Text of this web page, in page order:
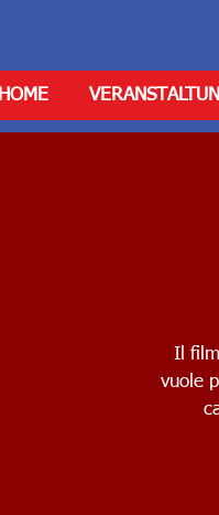
HOME
Il
vuole